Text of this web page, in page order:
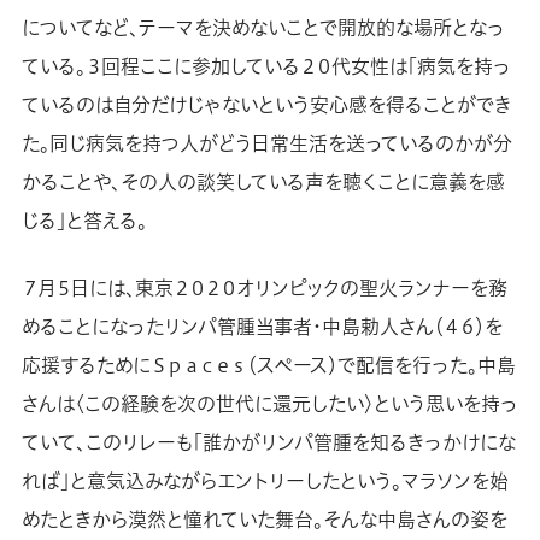
についてなど、テーマを決めないことで開放的な場所となっ
ている。３回程ここに参加している２０代女性は「病気を持っ
ているのは自分だけじゃないという安心感を得ることができ
た。同じ病気を持つ人がどう日常生活を送っているのかが分
かることや、その人の談笑している声を聴くことに意義を感
じる」と答える。
７月５日には、東京２０２０オリンピックの聖火ランナーを務
めることになったリンパ管腫当事者・中島勅人さん（４６）を
応援するためにＳｐａｃｅｓ（スペース）で配信を行った。中島
さんは〈この経験を次の世代に還元したい〉という思いを持っ
ていて、このリレーも「誰かがリンパ管腫を知るきっかけにな
れば」と意気込みながらエントリーしたという。マラソンを始
めたときから漠然と憧れていた舞台。そんな中島さんの姿を